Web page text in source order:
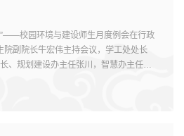
校园环境与建设师生月度例会在行政
副院长牛宏伟主持会议，学工处处长
、规划建设办主任张川，智慧办主任刘